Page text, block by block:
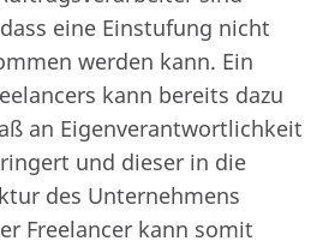
eine Einstufung nicht
werden kann. Ein
kann bereits dazu
an Eigenverantwortlichkeit
und dieser in die
des Unternehmens
Freelancer kann somit